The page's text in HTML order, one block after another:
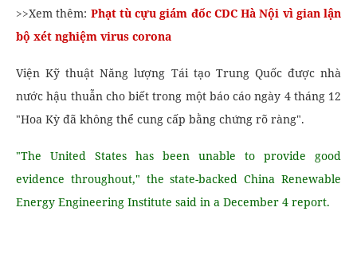
>>Xem thêm: Phạt tù cựu giám đốc CDC Hà Nội vì gian lận
bộ xét nghiệm virus corona
Viện Kỹ thuật Năng lượng Tái tạo Trung Quốc được nhà
nước hậu thuẫn cho biết trong một báo cáo ngày 4 tháng 12
"Hoa Kỳ đã không thể cung cấp bằng chứng rõ ràng".
"The United States has been unable to provide good
evidence throughout," the state-backed China Renewable
Energy Engineering Institute said in a December 4 report.